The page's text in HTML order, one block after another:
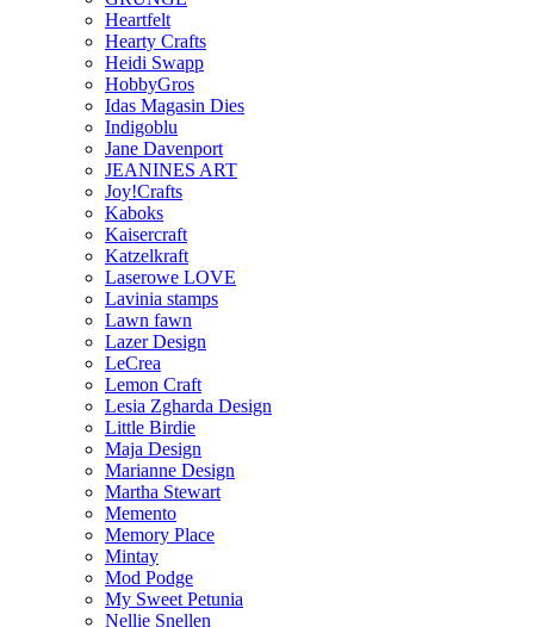
Heartfelt
Hearty Crafts
Heidi Swapp
HobbyGros
Idas Magasin Dies
Indigoblu
Jane Davenport
JEANINES ART
Joy!Crafts
Kaboks
Kaisercraft
Katzelkraft
Laserowe LOVE
Lavinia stamps
Lawn fawn
Lazer Design
LeCrea
Lemon Craft
Lesia Zgharda Design
Little Birdie
Maja Design
Marianne Design
Martha Stewart
Memento
Memory Place
Mintay
Mod Podge
My Sweet Petunia
Nellie Snellen